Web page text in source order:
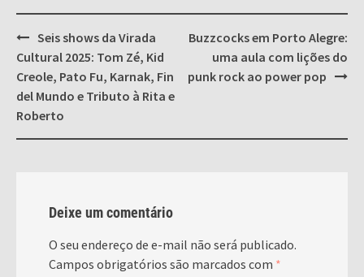
Post
navigation
Seis shows da Virada
Cultural 2025: Tom Zé, Kid
Creole, Pato Fu, Karnak, Fin
del Mundo e Tributo à Rita e
Roberto
Buzzcocks em Porto Alegre:
uma aula com lições do
punk rock ao power pop
Deixe um comentário
O seu endereço de e-mail não será publicado.
Campos obrigatórios são marcados com *